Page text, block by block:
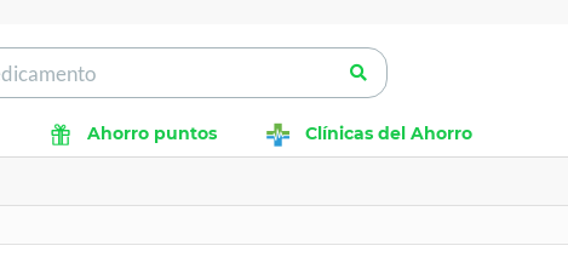
Ahorro puntos Clínicas del Ahorro